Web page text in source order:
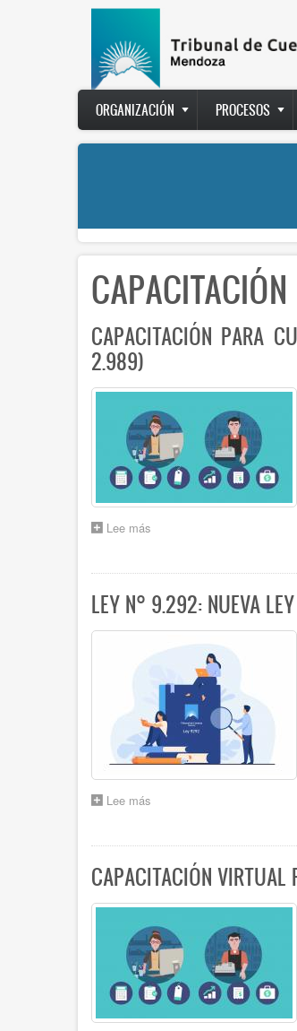
Main
navigation
ORGANIZACIÓN PROCESOS
CAPACITACIÓN
CAPACITACIÓN PARA
2.989)
Lee más
CUENTADANTES
SOBRE
ACUERDO
ORDENADO
ACUERDO
2.989)
LEY N° 9.292: NUEVA
Lee más
9.292:
NUEVA
LEY
DEL
TRIBUNAL
DE
CUENTAS
CAPACITACIÓN VIRTUAL